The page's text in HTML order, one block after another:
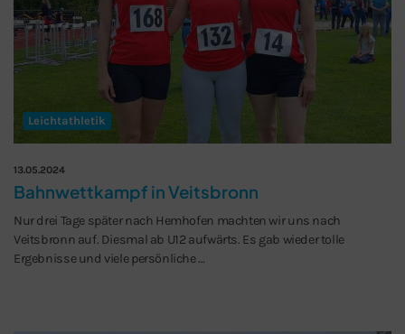
Leichtathletik
13.05.2024
Bahnwettkampf in Veitsbronn
Nur drei Tage später nach Hemhofen machten wir uns nach
Veitsbronn auf. Diesmal ab U12 aufwärts. Es gab wieder tolle
Ergebnisse und viele persönliche …